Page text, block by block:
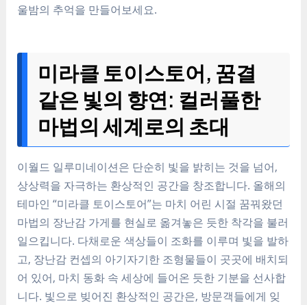
울밤의 추억을 만들어보세요.
미라클 토이스토어, 꿈결
같은 빛의 향연: 컬러풀한
마법의 세계로의 초대
이월드 일루미네이션은 단순히 빛을 밝히는 것을 넘어,
상상력을 자극하는 환상적인 공간을 창조합니다. 올해의
테마인 “미라클 토이스토어”는 마치 어린 시절 꿈꿔왔던
마법의 장난감 가게를 현실로 옮겨놓은 듯한 착각을 불러
일으킵니다. 다채로운 색상들이 조화를 이루며 빛을 발하
고, 장난감 컨셉의 아기자기한 조형물들이 곳곳에 배치되
어 있어, 마치 동화 속 세상에 들어온 듯한 기분을 선사합
니다. 빛으로 빚어진 환상적인 공간은, 방문객들에게 잊